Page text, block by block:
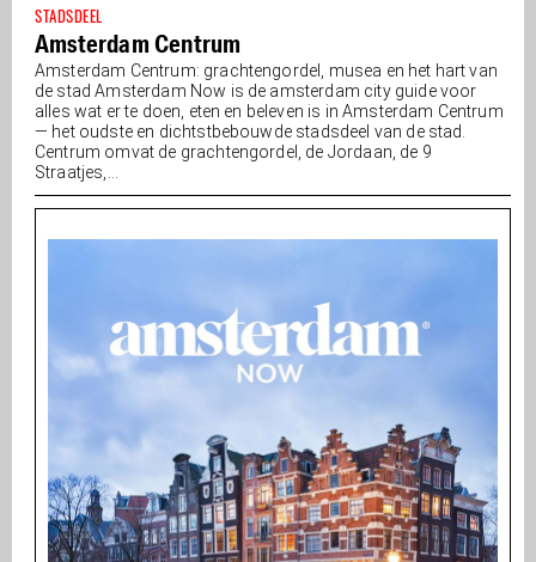
STADSDEEL
Amsterdam Centrum
Amsterdam Centrum: grachtengordel, musea en het hart van
de stad Amsterdam Now is de amsterdam city guide voor
alles wat er te doen, eten en beleven is in Amsterdam Centrum
— het oudste en dichtstbebouwde stadsdeel van de stad.
Centrum omvat de grachtengordel, de Jordaan, de 9
Straatjes,...